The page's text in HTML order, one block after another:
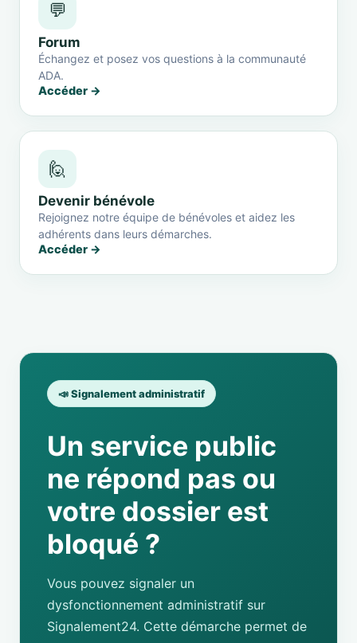
💬
Forum
Échangez et posez vos questions à la communauté
ADA.
Accéder →
🙋
Devenir bénévole
Rejoignez notre équipe de bénévoles et aidez les
adhérents dans leurs démarches.
Accéder →
📣 Signalement administratif
Un service public
ne répond pas ou
votre dossier est
bloqué ?
Vous pouvez signaler un
dysfonctionnement administratif sur
Signalement24. Cette démarche permet de